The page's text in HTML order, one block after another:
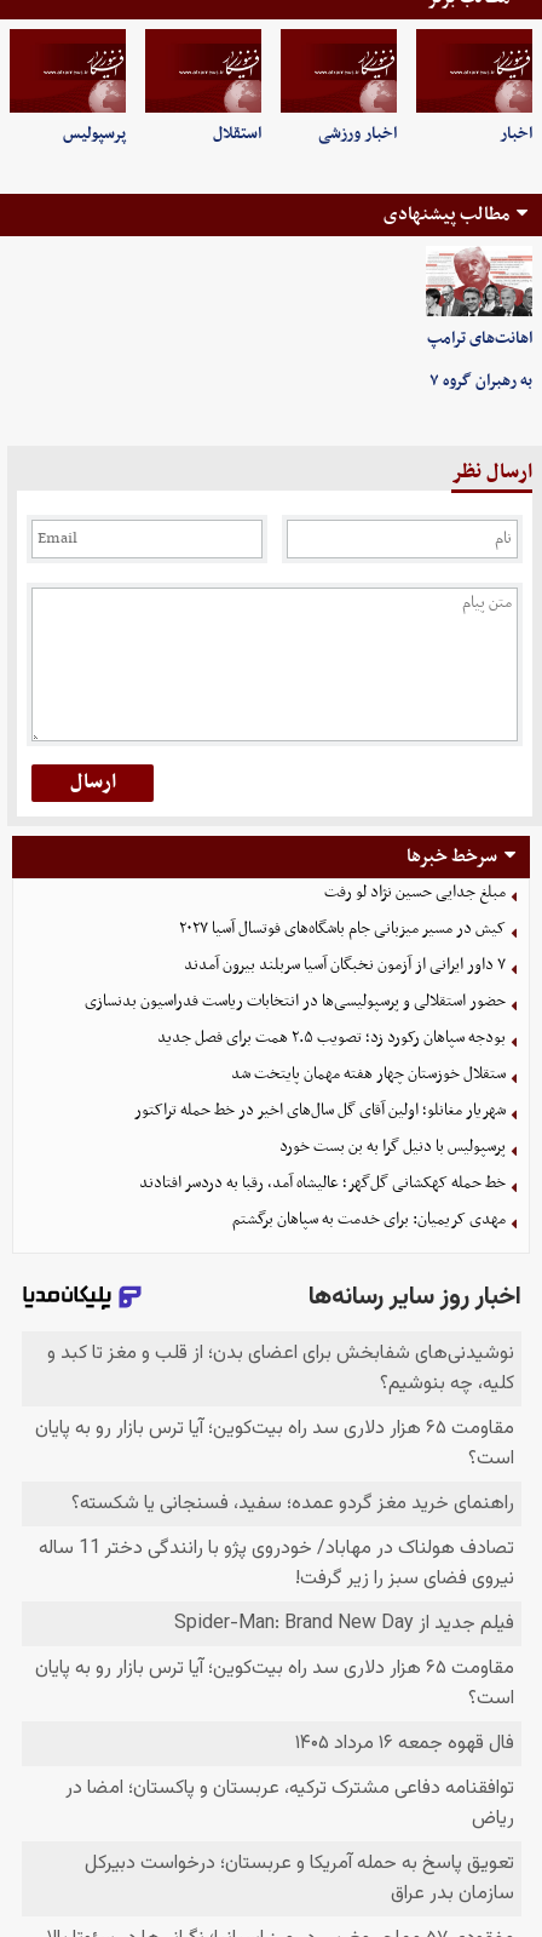
اخبار اخبار ورزشی استقلال پرسپولیس
مطالب پیشنهادی
اهانت‌های ترامپ
به رهبران گروه ۷
ارسال نظر
سرخط خبرها
مبلغ جدایی حسین نژاد لو رفت
کیش در مسیر میزبانی جام باشگاه‌های فوتسال آسیا ۲۰۲۷
۷ داور ایرانی از آزمون نخبگان آسیا سربلند بیرون آمدند
حضور استقلالی و پرسپولیسی‌ها در انتخابات ریاست فدراسیون بدنسازی
بودجه سپاهان رکورد زد؛ تصویب ۲.۵ همت برای فصل جدید
ستقلال خوزستان چهار هفته مهمان پایتخت شد
شهریار مغانلو؛ اولین آقای گل سال‌های اخیر در خط حمله تراکتور
پرسپولیس با دنیل گرا به بن بست خورد
خط حمله کهکشانی گل‌گهر؛ عالیشاه آمد، رقبا به دردسر افتادند
مهدی کریمیان: برای خدمت به سپاهان برگشتم